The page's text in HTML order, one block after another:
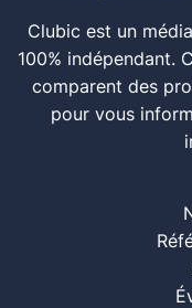
Clubic est un
100% indépendant.
comparent des
pour vous